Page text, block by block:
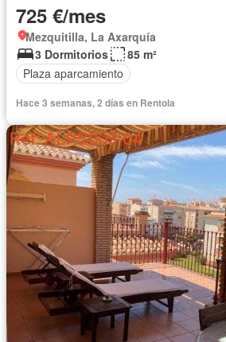
725 €/mes
Mezquitilla, La Axarquía
3 Dormitorios
85 m²
Plaza aparcamiento
Hace 3 semanas, 2 días en Rentola